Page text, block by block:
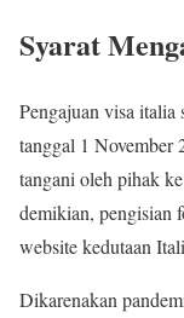
Syarat
Pengajuan visa italia
tanggal 1 November
tangani oleh pihak
demikian, pengisian
website kedutaan
Dikarenakan